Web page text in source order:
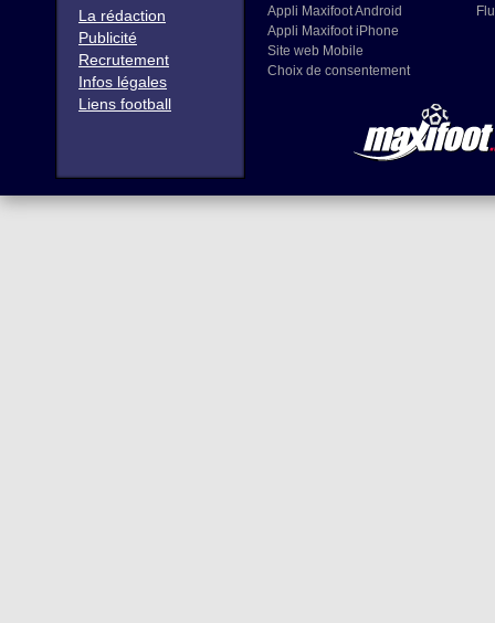
La rédaction
Publicité
Recrutement
Infos légales
Liens football
Appli Maxifoot Android
Appli Maxifoot iPhone
Site web Mobile
Choix de consentement